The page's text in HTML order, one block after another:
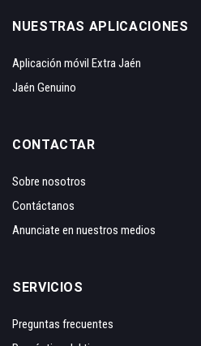
NUESTRAS APLICACIONES
Aplicación móvil Extra Jaén
Jaén Genuino
CONTACTAR
Sobre nosotros
Contáctanos
Anunciate en nuestros medios
SERVICIOS
Preguntas frecuentes